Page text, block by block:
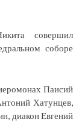
совершил
соборе
Паисий
Хатунцев,
диакон Евгений